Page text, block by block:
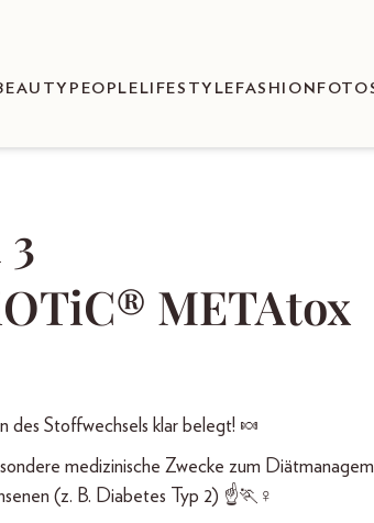
PEOPLE LIFESTYLE FASHION
METAtox
des Stoffwechsels klar belegt! 🍬
medizinische Zwecke zum
(z. B. Diabetes Typ 2) ☝️🏃♀️